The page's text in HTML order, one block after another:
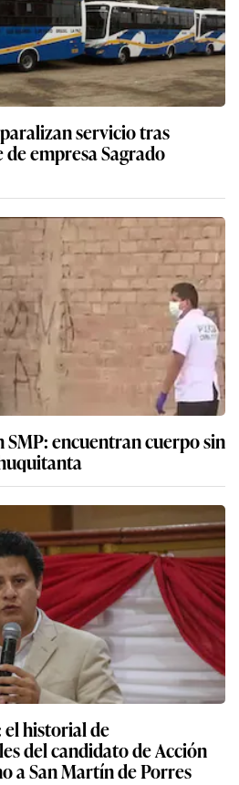
servicio tras
empresa Sagrado
encuentran cuerpo sin
el historial de
del candidato de Acción
a San Martín de Porres